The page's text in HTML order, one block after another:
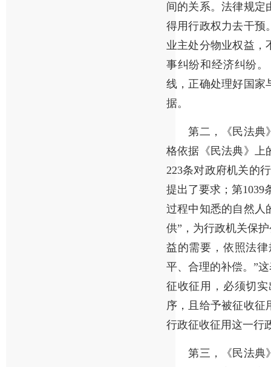
间的关系。法律规定
得用行政权力去干预
业主处分物业权益，
事纠纷和经济纠纷
线，正确处理好国家
据。
第二，《民法典》
格依据《民法典》上
223条对政府机关的
提出了要求；第1039
过程中知悉的自然人
供”，为行政机关保
益的需要，依照法
平、合理的补偿。”
征收征用，必须切
序，且给予被征收征
行政征收征用这一行
第三，《民法典》